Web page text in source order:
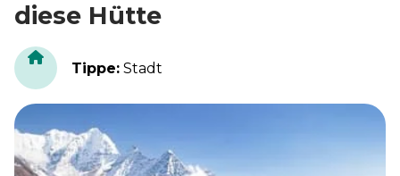
diese Hütte
Tippe: Stadt